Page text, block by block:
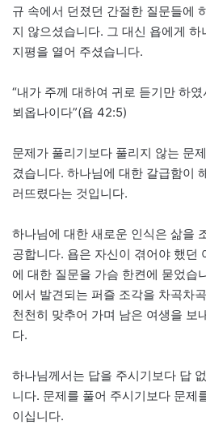
규 속에서 던졌던 간절한 질문들에
지 않으셨습니다. 그 대신 욥에게
지평을 열어 주셨습니다.
“내가 주께 대하여 귀로 듣기만 하
뵈옵나이다”(욥 42:5)
문제가 풀리기보다 풀리지 않는 문
겼습니다. 하나님에 대한 갈급함이
러뜨렸다는 것입니다.
하나님에 대한 새로운 인식은 삶을
공합니다. 욥은 자신이 겪어야 했던
에 대한 질문을 가슴 한켠에 묻었습
에서 발견되는 퍼즐 조각을 차곡차
천천히 맞추어 가며 남은 여생을 보
다.
하나님께서는 답을 주시기보다 답
니다. 문제를 풀어 주시기보다 문제
이십니다.